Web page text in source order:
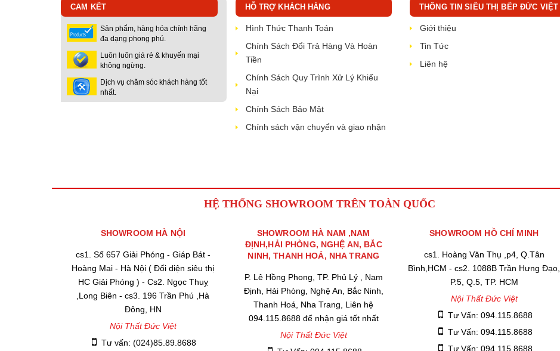
CAM KẾT
Sản phẩm, hàng hóa chính hãng
đa dạng phong phú.
Luôn luôn giá rẻ & khuyến mại
không ngừng.
Dịch vụ chăm sóc khách hàng tốt
nhất.
HỖ TRỢ KHÁCH HÀNG
Hình Thức Thanh Toán
Chính Sách Đổi Trả Hàng Và Hoàn
Tiền
Chính Sách Quy Trình Xử Lý Khiếu
Nại
Chính Sách Bảo Mật
Chính sách vận chuyển và giao nhận
THÔNG TIN SIÊU THỊ BẾP ĐỨC VIỆT
Giới thiệu
Tin Tức
Liên hệ
HỆ THỐNG SHOWROOM TRÊN TOÀN QUỐC
SHOWROOM HÀ NỘI
cs1. Số 657 Giải Phóng - Giáp Bát -
Hoàng Mai - Hà Nội ( Đối diện siêu thị
HC Giải Phóng ) - Cs2. Ngọc Thuỵ
,Long Biên - cs3. 196 Trần Phú ,Hà
Đông, HN
Nội Thất Đức Việt
Tư vấn: (024)85.89.8688
SHOWROOM HÀ NAM ,NAM
ĐỊNH,HẢI PHÒNG, NGHỆ AN, BẮC
NINH, THANH HOÁ, NHA TRANG
P. Lê Hồng Phong, TP. Phủ Lý , Nam
Định, Hải Phòng, Nghệ An, Bắc Ninh,
Thanh Hoá, Nha Trang, Liên hệ
094.115.8688 để nhận giá tốt nhất
Nội Thất Đức Việt
SHOWROOM HỒ CHÍ MINH
cs1. Hoàng Văn Thụ ,p4, Q.Tân
Bình,HCM - cs2. 1088B Trần Hưng Đạo,
P.5, Q.5, TP. HCM
Nội Thất Đức Việt
Tư Vấn: 094.115.8688
Tư Vấn: 094.115.8688
Tư Vấn: 094.115.8688